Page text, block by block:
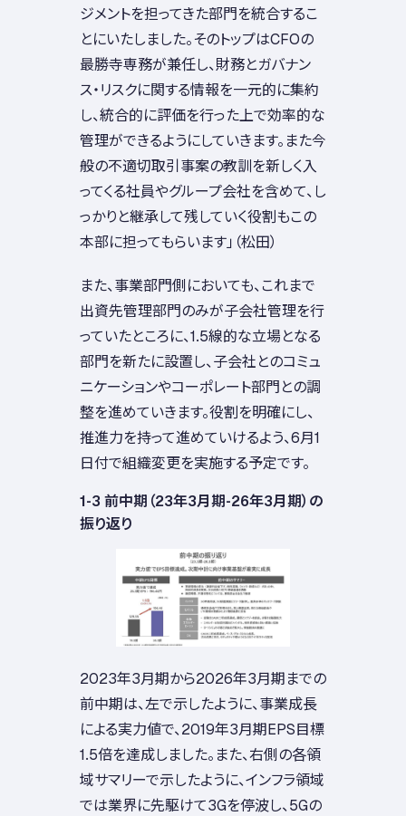
ジメントを担ってきた部門を統合するこ
とにいたしました。そのトップはCFOの
最勝寺専務が兼任し、財務とガバナン
ス・リスクに関する情報を一元的に集約
し、統合的に評価を行った上で効率的な
管理ができるようにしていきます。また今
般の不適切取引事案の教訓を新しく入
ってくる社員やグループ会社を含めて、し
っかりと継承して残していく役割もこの
本部に担ってもらいます」（松田）
また、事業部門側においても、これまで
出資先管理部門のみが子会社管理を行
っていたところに、1.5線的な立場となる
部門を新たに設置し、子会社とのコミュ
ニケーションやコーポレート部門との調
整を進めていきます。役割を明確にし、
推進力を持って進めていけるよう、6月1
日付で組織変更を実施する予定です。
1-3 前中期（23年3月期-26年3月期）の
振り返り
2023年3月期から2026年3月期までの
前中期は、左で示したように、事業成長
による実力値で、2019年3月期EPS目標
1.5倍を達成しました。また、右側の各領
域サマリーで示したように、インフラ領域
では業界に先駆けて3Gを停波し、5Gの